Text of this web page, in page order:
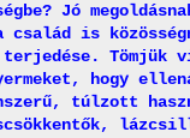
Jó
család is
Tömjük
hogy
túlzott